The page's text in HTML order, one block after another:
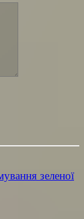
зеленої